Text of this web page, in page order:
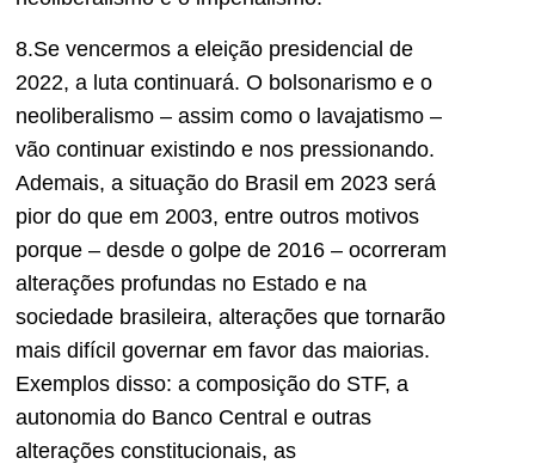
8.Se vencermos a eleição presidencial de
2022, a luta continuará. O bolsonarismo e o
neoliberalismo – assim como o lavajatismo –
vão continuar existindo e nos pressionando.
Ademais, a situação do Brasil em 2023 será
pior do que em 2003, entre outros motivos
porque – desde o golpe de 2016 – ocorreram
alterações profundas no Estado e na
sociedade brasileira, alterações que tornarão
mais difícil governar em favor das maiorias.
Exemplos disso: a composição do STF, a
autonomia do Banco Central e outras
alterações constitucionais, as